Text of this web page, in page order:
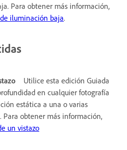
Para obtener más información,
iluminación baja.
Utilice esta edición Guiada
en cualquier fotografía
estática a una o varias
Para obtener más información,
un vistazo